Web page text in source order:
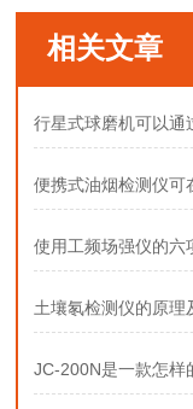
相关文章
行星式球磨机可以通
便携式油烟检测仪可
使用工频场强仪的六
土壤氡检测仪的原理
JC-200N是一款怎样